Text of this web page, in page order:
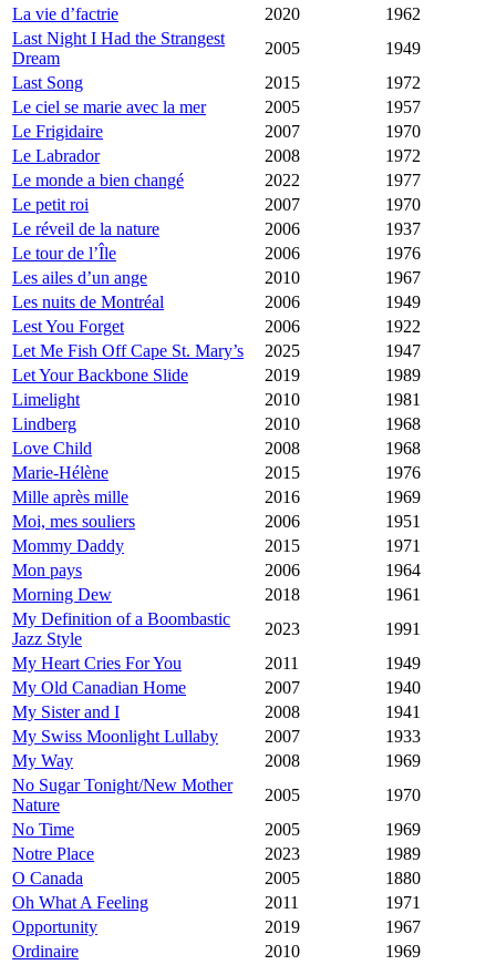
La vie d’factrie 2020
1962
Last Night I Had the Strangest
Dream
2005
1949
Last Song
2015
1972
Le ciel se marie avec la mer
2005
1957
Le Frigidaire
2007
1970
Le Labrador
2008
1972
Le monde a bien changé
2022
1977
Le petit roi
2007
1970
Le réveil de la nature
2006
1937
Le tour de l’Île
2006
1976
Les ailes d’un ange
2010
1967
Les nuits de Montréal
2006
1949
Lest You Forget
2006
1922
Let Me Fish Off Cape St. Mary’s
2025
1947
Let Your Backbone Slide
2019
1989
Limelight
2010
1981
Lindberg
2010
1968
Love Child
2008
1968
Marie-Hélène
2015
1976
Mille après mille
2016
1969
Moi, mes souliers
2006
1951
Mommy Daddy
2015
1971
Mon pays
2006
1964
Morning Dew
2018
1961
My Definition of a Boombastic
Jazz Style
2023
1991
My Heart Cries For You
2011
1949
My Old Canadian Home
2007
1940
My Sister and I
2008
1941
My Swiss Moonlight Lullaby
2007
1933
My Way
2008
1969
No Sugar Tonight/New Mother
Nature
2005
1970
No Time
2005
1969
Notre Place
2023
1989
O Canada
2005
1880
Oh What A Feeling
2011
1971
Opportunity
2019
1967
Ordinaire
2010
1969